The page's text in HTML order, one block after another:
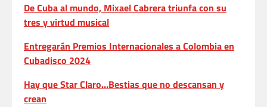
De Cuba al mundo, Mixael Cabrera triunfa con su
tres y virtud musical
Entregarán Premios Internacionales a Colombia en
Cubadisco 2024
Hay que Star Claro…Bestias que no descansan y
crean